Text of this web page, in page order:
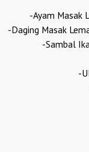
-Ayam Masak
-Daging Masak
-Sambal
-